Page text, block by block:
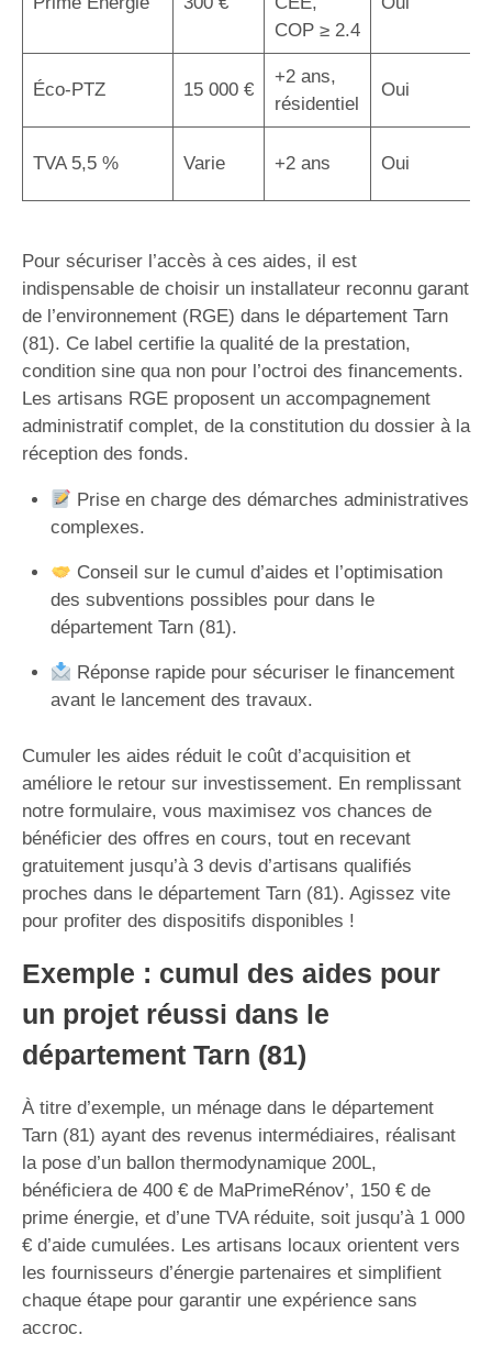
COP ≥ 2.4
Éco-PTZ 15 000 €
+2 ans,
résidentiel
Oui
TVA 5,5 % Varie +2 ans Oui
Pour sécuriser l’accès à ces aides, il est
indispensable de choisir un installateur reconnu garant
de l’environnement (RGE) dans le département Tarn
(81). Ce label certifie la qualité de la prestation,
condition sine qua non pour l’octroi des financements.
Les artisans RGE proposent un accompagnement
administratif complet, de la constitution du dossier à la
réception des fonds.
Prise en charge des démarches administratives
complexes.
Conseil sur le cumul d’aides et l’optimisation
des subventions possibles pour dans le
département Tarn (81).
Réponse rapide pour sécuriser le financement
avant le lancement des travaux.
Cumuler les aides réduit le coût d’acquisition et
améliore le retour sur investissement. En remplissant
notre formulaire, vous maximisez vos chances de
bénéficier des offres en cours, tout en recevant
gratuitement jusqu’à 3 devis d’artisans qualifiés
proches dans le département Tarn (81). Agissez vite
pour profiter des dispositifs disponibles !
Exemple : cumul des aides pour
un projet réussi dans le
département Tarn (81)
À titre d’exemple, un ménage dans le département
Tarn (81) ayant des revenus intermédiaires, réalisant
la pose d’un ballon thermodynamique 200L,
bénéficiera de 400 € de MaPrimeRénov’, 150 € de
prime énergie, et d’une TVA réduite, soit jusqu’à 1 000
€ d’aide cumulées. Les artisans locaux orientent vers
les fournisseurs d’énergie partenaires et simplifient
chaque étape pour garantir une expérience sans
accroc.